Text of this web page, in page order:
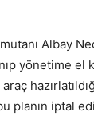
Albay
yönetime
planın iptal